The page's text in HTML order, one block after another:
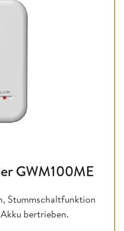
GWM100ME
Stummschaltfunktion
bertrieben.